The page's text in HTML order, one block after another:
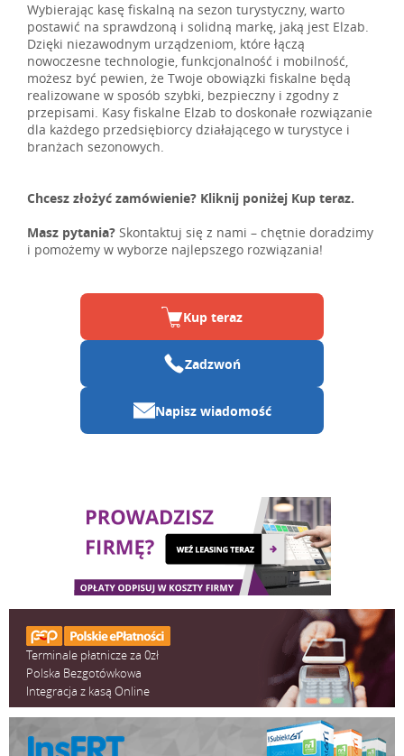
Wybierając kasę fiskalną na sezon turystyczny, warto
postawić na sprawdzoną i solidną markę, jaką jest Elzab.
Dzięki niezawodnym urządzeniom, które łączą
nowoczesne technologie, funkcjonalność i mobilność,
możesz być pewien, że Twoje obowiązki fiskalne będą
realizowane w sposób szybki, bezpieczny i zgodny z
przepisami. Kasy fiskalne Elzab to doskonałe rozwiązanie
dla każdego przedsiębiorcy działającego w turystyce i
branżach sezonowych.
Chcesz złożyć zamówienie? Kliknij poniżej Kup teraz.
Masz pytania? Skontaktuj się z nami – chętnie doradzimy
i pomożemy w wyborze najlepszego rozwiązania!
Kup teraz
Zadzwoń
Napisz wiadomość
Terminale płatnicze za 0zł
Polska Bezgotówkowa
Integracja z kasą Online